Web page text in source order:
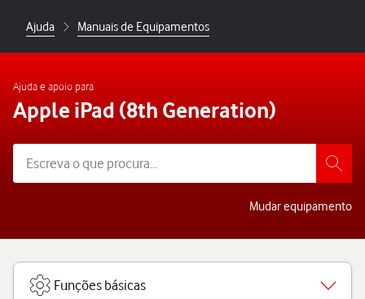
Ajuda Manuais de Equipamentos
Ajuda e apoio para
Apple iPad (8th Generation)
Mudar equipamento
Funções básicas